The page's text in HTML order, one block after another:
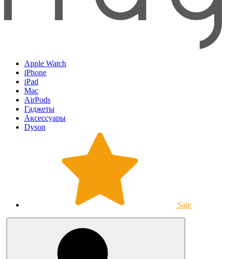
Apple Watch
iPhone
iPad
Mac
AirPods
Гаджеты
Аксессуары
Dyson
Sale